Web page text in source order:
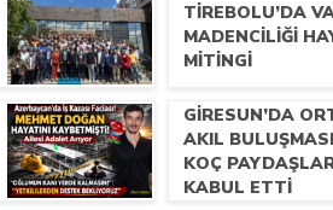
TIREBOLU’DA
MADENCILIĞI
MITINGI
GIRESUN’DA
AKIL
KOÇ
KABUL ETTI